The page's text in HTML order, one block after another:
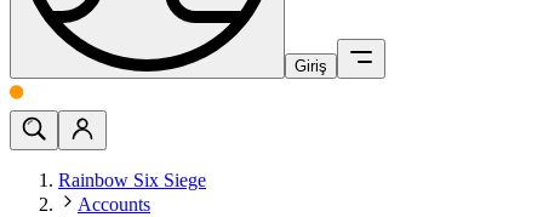
Giriş
Rainbow Six Siege
Accounts